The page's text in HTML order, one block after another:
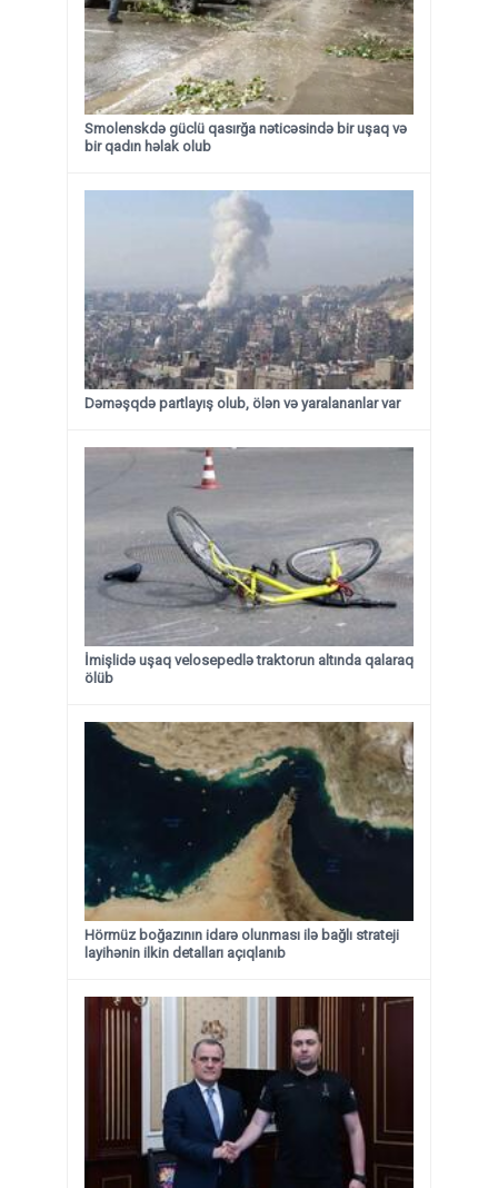
Smolenskdə güclü qasırğa nəticəsində bir uşaq və
bir qadın həlak olub
Dəməşqdə partlayış olub, ölən və yaralananlar var
İmişlidə uşaq velosepedlə traktorun altında qalaraq
ölüb
Hörmüz boğazının idarə olunması ilə bağlı strateji
layihənin ilkin detalları açıqlanıb